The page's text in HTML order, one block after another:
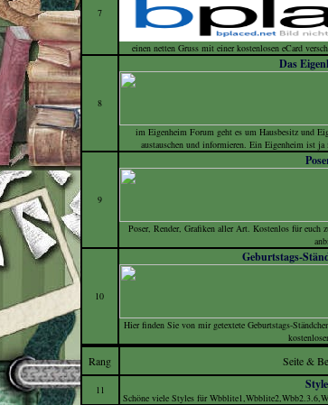
7
einen netten Gruss mit einer kostenlosen eCard
8
Das
im Eigenheim Forum geht es um Hausbesitz und
austauschen und informieren. Ein Eigenheim ist
9
Poser, Render, Grafiken aller Art. Kostenlos für euch
10
Geburtstags-
Hier finden Sie von mir getextete Geburtstags-
Rang Seite &
11
Schöne viele Styles für